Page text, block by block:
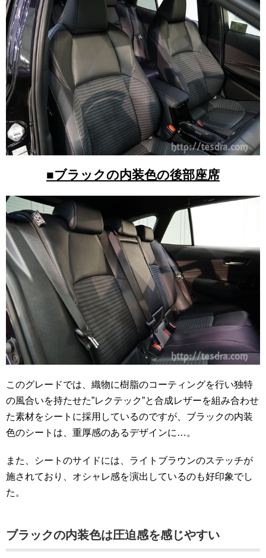
■ブラックの内装色の後部座席
このグレードでは、織物に樹脂のコーティングを行い独特
の風合いを持たせた”レクテック”と合成レザーを組み合わせ
た素材をシートに採用しているのですが、ブラックの内装
色のシートは、重厚感のあるデザインに…。
また、シートのサイドには、ライトブラウンのステッチが
施されており、オシャレ感を演出しているのも好印象でし
た。
ブラックの内装色は圧迫感を感じやすい